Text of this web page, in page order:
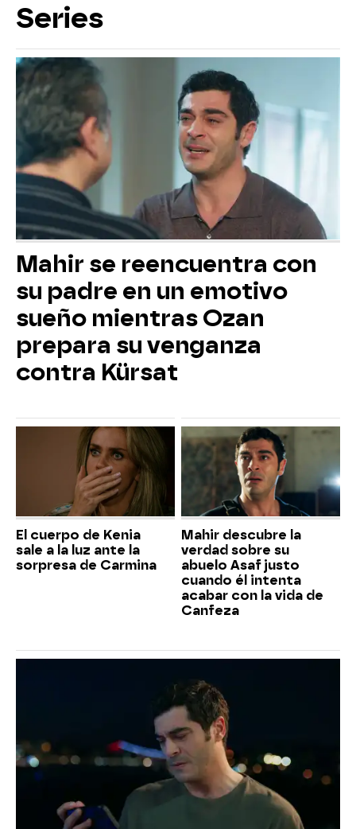
Series
Mahir se reencuentra con
su padre en un emotivo
sueño mientras Ozan
prepara su venganza
contra Kürsat
El cuerpo de Kenia
sale a la luz ante la
sorpresa de Carmina
Mahir descubre la
verdad sobre su
abuelo Asaf justo
cuando él intenta
acabar con la vida de
Canfeza